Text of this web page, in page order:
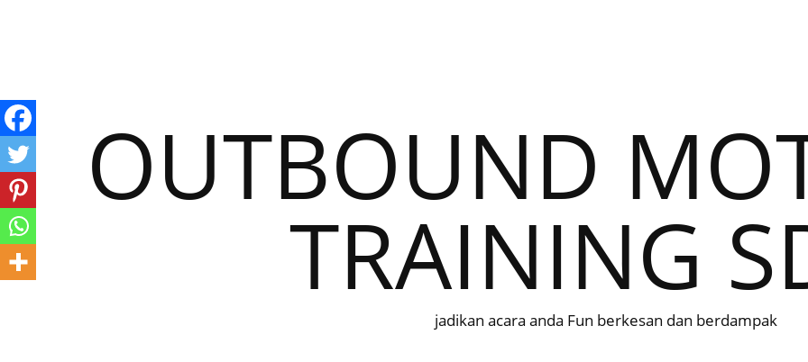
OUTBOUND
TRAINING
jadikan acara anda Fun berkesan dan berdampak